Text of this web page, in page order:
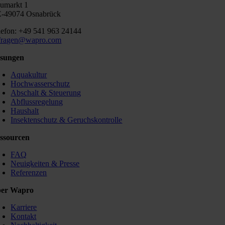
1
49074 Osnabrück
+49 541 963 24144
Aquakultur
Hochwasserschutz
Abschalt & Steuerung
Abflussregelung
Haushalt
Insektenschutz & Geruchskontrolle
FAQ
Neuigkeiten & Presse
Referenzen
Wapro
Karriere
Kontakt